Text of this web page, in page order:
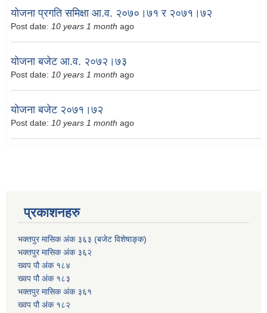
योजना प्रगति समिक्षा आ.व. २०७०।७१ र २०७१।७२
Post date: 10 years 1 month ago
योजना बजेट आ.व. २०७२।७३
Post date: 10 years 1 month ago
योजना बजेट २०७१।७२
Post date: 10 years 1 month ago
प्रकाशनहरु
भक्तपुर मासिक अंक ३६३ (बजेट विशेषाङ्क)
भक्तपुर मासिक अंक ३६२
ख्वप पौ अंक १८४
ख्वप पौ अंक १८३
भक्तपुर मासिक अंक ३६१
ख्वप पौ अंक १८२